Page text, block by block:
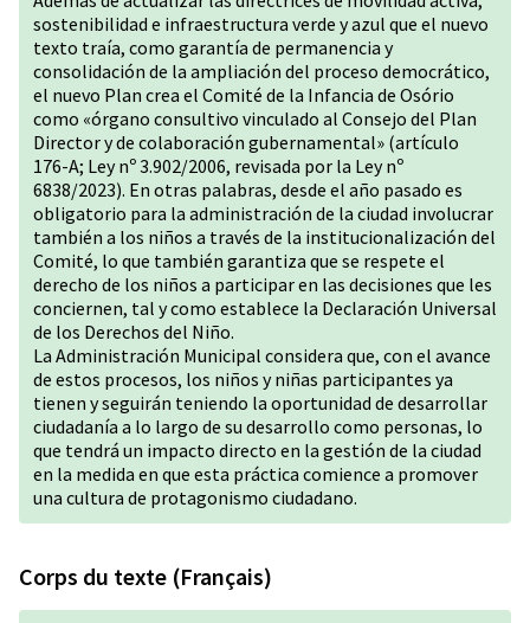
sostenibilidad e infraestructura verde y azul que el nuevo
texto traía, como garantía de permanencia y
consolidación de la ampliación del proceso democrático,
el nuevo Plan crea el Comité de la Infancia de Osório
como «órgano consultivo vinculado al Consejo del Plan
Director y de colaboración gubernamental» (artículo
176-A; Ley nº 3.902/2006, revisada por la Ley nº
6838/2023). En otras palabras, desde el año pasado es
obligatorio para la administración de la ciudad involucrar
también a los niños a través de la institucionalización del
Comité, lo que también garantiza que se respete el
derecho de los niños a participar en las decisiones que les
conciernen, tal y como establece la Declaración Universal
de los Derechos del Niño.
La Administración Municipal considera que, con el avance
de estos procesos, los niños y niñas participantes ya
tienen y seguirán teniendo la oportunidad de desarrollar
ciudadanía a lo largo de su desarrollo como personas, lo
que tendrá un impacto directo en la gestión de la ciudad
en la medida en que esta práctica comience a promover
una cultura de protagonismo ciudadano.
Corps du texte (Français)